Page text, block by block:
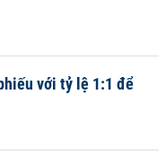
với tỷ lệ 1:1 để